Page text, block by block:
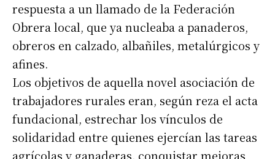
respuesta a un llamado de la Federación
Obrera local, que ya nucleaba a panaderos,
obreros en calzado, albañiles, metalúrgicos y
afines.
Los objetivos de aquella novel asociación de
trabajadores rurales eran, según reza el acta
fundacional, estrechar los vínculos de
solidaridad entre quienes ejercían las tareas
agrícolas y ganaderas, conquistar mejoras